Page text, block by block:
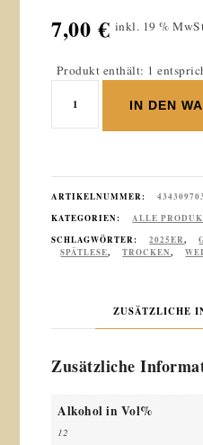
7,00€ inkl. 19 %
Produkt enthält: 1
Bodenheimer
Westrum
Burgunder
Spätlese
trocken
0,75
IN DEN
ARTIKELNUMMER:
KATEGORIEN:
ALLE
SCHLAGWÖRTER:
2025ER,
SPÄTLESE, TROCKEN,
ZUSÄTZLICHE
Zusätzliche
Alkohol in Vol%
12